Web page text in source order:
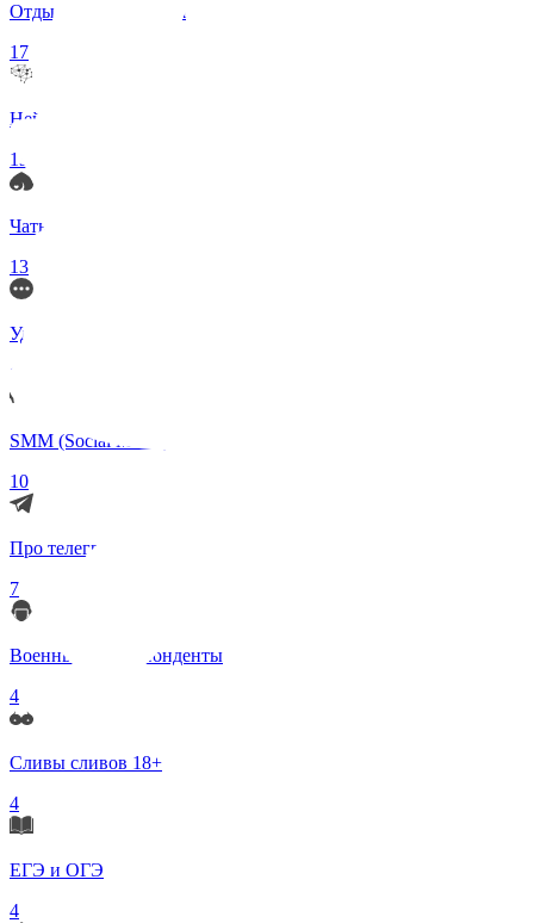
Отдых и Развлечения
17
Нейросети и ИИ
13
Чаты по интересам
13
Удаленка (Работа)
11
SMM (Social Media)
10
Про телеграмм
7
Военные корреспонденты
4
Сливы сливов 18+
4
ЕГЭ и ОГЭ
4